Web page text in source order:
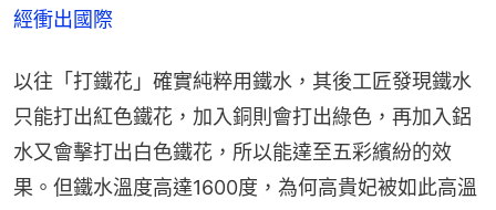
經衝出國際
以往「打鐵花」確實純粹用鐵水，其後工匠發現鐵水
只能打出紅色鐵花，加入銅則會打出綠色，再加入鋁
水又會擊打出白色鐵花，所以能達至五彩繽紛的效
果。但鐵水溫度高達1600度，為何高貴妃被如此高溫